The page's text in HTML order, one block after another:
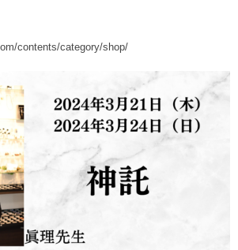
contents/category/shop/